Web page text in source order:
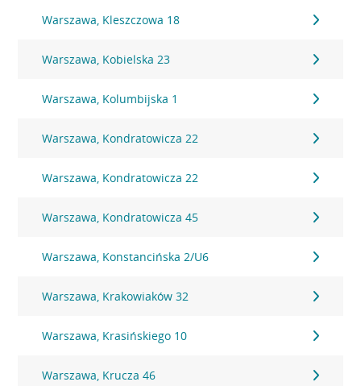
Warszawa, Kleszczowa 18
Warszawa, Kobielska 23
Warszawa, Kolumbijska 1
Warszawa, Kondratowicza 22
Warszawa, Kondratowicza 22
Warszawa, Kondratowicza 45
Warszawa, Konstancińska 2/U6
Warszawa, Krakowiaków 32
Warszawa, Krasińskiego 10
Warszawa, Krucza 46